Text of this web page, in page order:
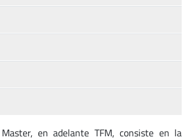
en adelante TFM, consiste en la